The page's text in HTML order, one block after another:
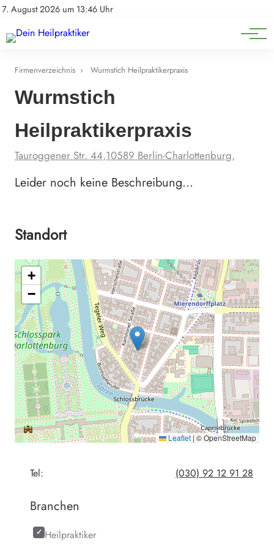
7. August 2026 um 13:46 Uhr
Impressum
Natürliche Medizin
Heilpflanzen & Kräuterkunde
Firmenverzeichnis › Wurmstich Heilpraktikerpraxis
Wurmstich
Heilpraktikerpraxis
Tauroggener Str. 44,10589 Berlin-Charlottenburg,
Leider noch keine Beschreibung…
Standort
+
−
Leaflet | © OpenStreetMap
Tel: (030) 92 12 91 28
Branchen
Heilpraktiker